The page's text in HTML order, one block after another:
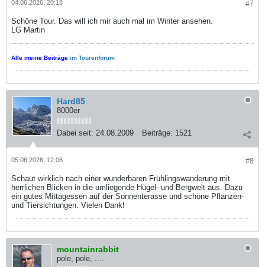
#7
04.06.2026, 20:18
Schöne Tour. Das will ich mir auch mal im Winter ansehen.
LG Martin
Alle meine Beiträge im Tourenforum
Hard85
8000er
Dabei seit: 24.08.2009 Beiträge: 1521
#8
05.06.2026, 12:06
Schaut wirklich nach einer wunderbaren Frühlingswanderung mit
herrlichen Blicken in die umliegende Hügel- und Bergwelt aus. Dazu
ein gutes Mittagessen auf der Sonnenterasse und schöne Pflanzen-
und Tiersichtungen. Vielen Dank!
mountainrabbit
pole, pole, ....